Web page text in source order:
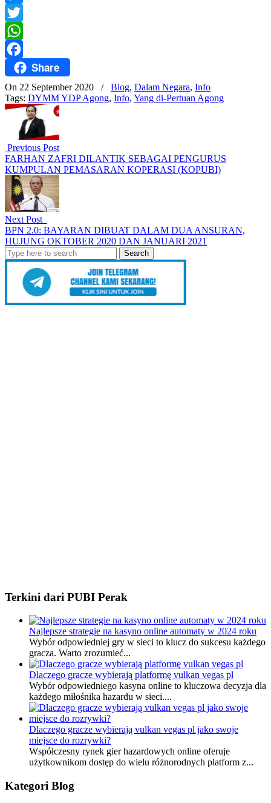
Messenger
Twitter
WhatsApp
FacebookShare
On 22 September 2020 / Blog, Dalam Negara, Info
Tags: DYMM YDP Agong, Info, Yang di-Pertuan Agong
Previous Post
FARHAN ZAFRI DILANTIK SEBAGAI PENGURUS
KUMPULAN PEMASARAN KOPERASI (KOPUBI)
Next Post
BPN 2.0: BAYARAN DIBUAT DALAM DUA ANSURAN,
HUJUNG OKTOBER 2020 DAN JANUARI 2021
Search
for:
Terkini dari PUBI Perak
Najlepsze strategie na kasyno online automaty w 2024 roku
Wybór odpowiedniej gry w sieci to klucz do sukcesu każdego
gracza. Warto zrozumieć...
Dlaczego gracze wybierają platformę vulkan vegas pl
Wybór odpowiedniego kasyna online to kluczowa decyzja dla
każdego miłośnika hazardu w sieci....
Dlaczego gracze wybierają vulkan vegas pl jako swoje
miejsce do rozrywki?
Współczesny rynek gier hazardowych online oferuje
użytkownikom dostęp do wielu różnorodnych platform z...
Kategori Blog